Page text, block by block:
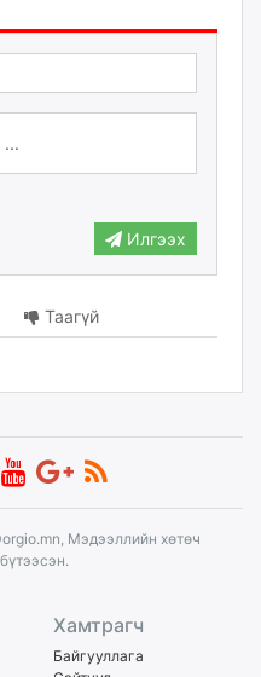
Илгээх
Таагүй
Мэдээллийн хөтөч
бүтээсэн.
Хамтрагч
Байгууллага